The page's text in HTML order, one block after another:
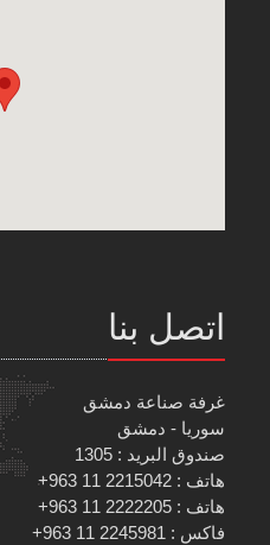
اتصل بنا
غرفة صناعة دمشق
سوريا - دمشق
صندوق البريد : 1305
هاتف : 2215042 11 963+
هاتف : 2222205 11 963+
فاكس : 2245981 11 963+